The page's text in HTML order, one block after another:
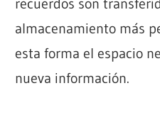
recuerdos son
almacenamiento más
esta forma el espacio
nueva información.